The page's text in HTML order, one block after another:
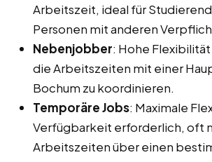
Arbeitszeit, ideal für
Personen mit anderen
Nebenjobber: Hohe
die Arbeitszeiten mit einer
Bochum zu koordinieren.
Temporäre Jobs: Maximale
Verfügbarkeit erforderlich, oft
Arbeitszeiten über einen